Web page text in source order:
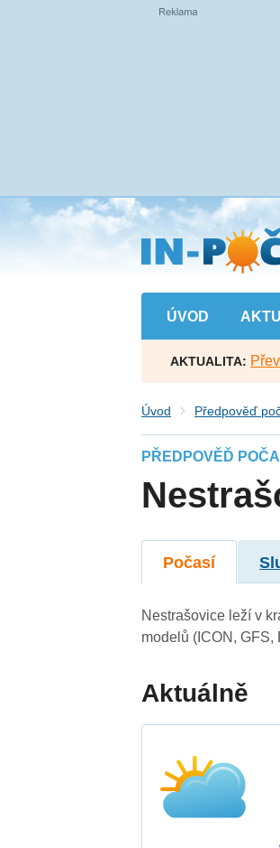
Přejít
na
hlavní
obsah
ÚVOD
AKTUALITA:
Úvod Předpověď
PŘEDPOVĚĎ
Počasí
Nestrašovice leží v
modelů (ICON,
Aktuálně